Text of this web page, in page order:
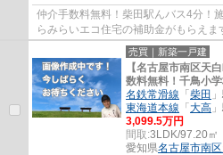
仲介手数料無料！柴田駅んバス4分！
らみらいエコ住宅の補助金がもらえま
売買｜新築一戸建
【名古屋市南区天
数料無料！千鳥小
名鉄常滑線 「 柴田
東海道本線 「 大高
3,099.5万円
間取:3LDK/97.20㎡
愛知県名古屋市南区